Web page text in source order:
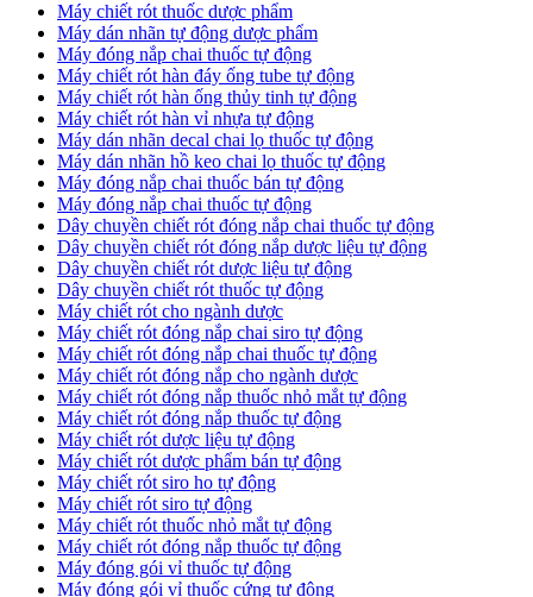
Máy chiết rót thuốc dược phẩm
Máy dán nhãn tự động dược phẩm
Máy đóng nắp chai thuốc tự động
Máy chiết rót hàn đáy ống tube tự động
Máy chiết rót hàn ống thủy tinh tự động
Máy chiết rót hàn vỉ nhựa tự động
​Máy dán nhãn decal chai lọ thuốc tự động
Máy dán nhãn hồ keo chai lọ thuốc tự động
Máy đóng nắp chai thuốc bán tự động
Máy đóng nắp chai thuốc tự động
Dây chuyền chiết rót đóng nắp chai thuốc tự động
​Dây chuyền chiết rót đóng nắp dược liệu tự động
Dây chuyền chiết rót dược liệu tự động
​Dây chuyền chiết rót thuốc tự động
Máy chiết rót cho ngành dược
​Máy chiết rót đóng nắp chai siro tự động
​Máy chiết rót đóng nắp chai thuốc tự động
​Máy chiết rót đóng nắp cho ngành dược
​Máy chiết rót đóng nắp thuốc nhỏ mắt tự động
​Máy chiết rót đóng nắp thuốc tự động
​Máy chiết rót dược liệu tự động
Máy chiết rót dược phẩm bán tự động
​Máy chiết rót siro ho tự động
​Máy chiết rót siro tự động
​Máy chiết rót thuốc nhỏ mắt tự động
​Máy chiết rót đóng nắp thuốc tự động
​Máy đóng gói vỉ thuốc tự động
Máy đóng gói vỉ thuốc cứng tự động